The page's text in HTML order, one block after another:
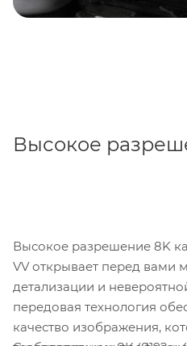
Высокое
Высокое разрешение 8K
VV открывает перед вами
детализации и
передовая технология
качество изображения,